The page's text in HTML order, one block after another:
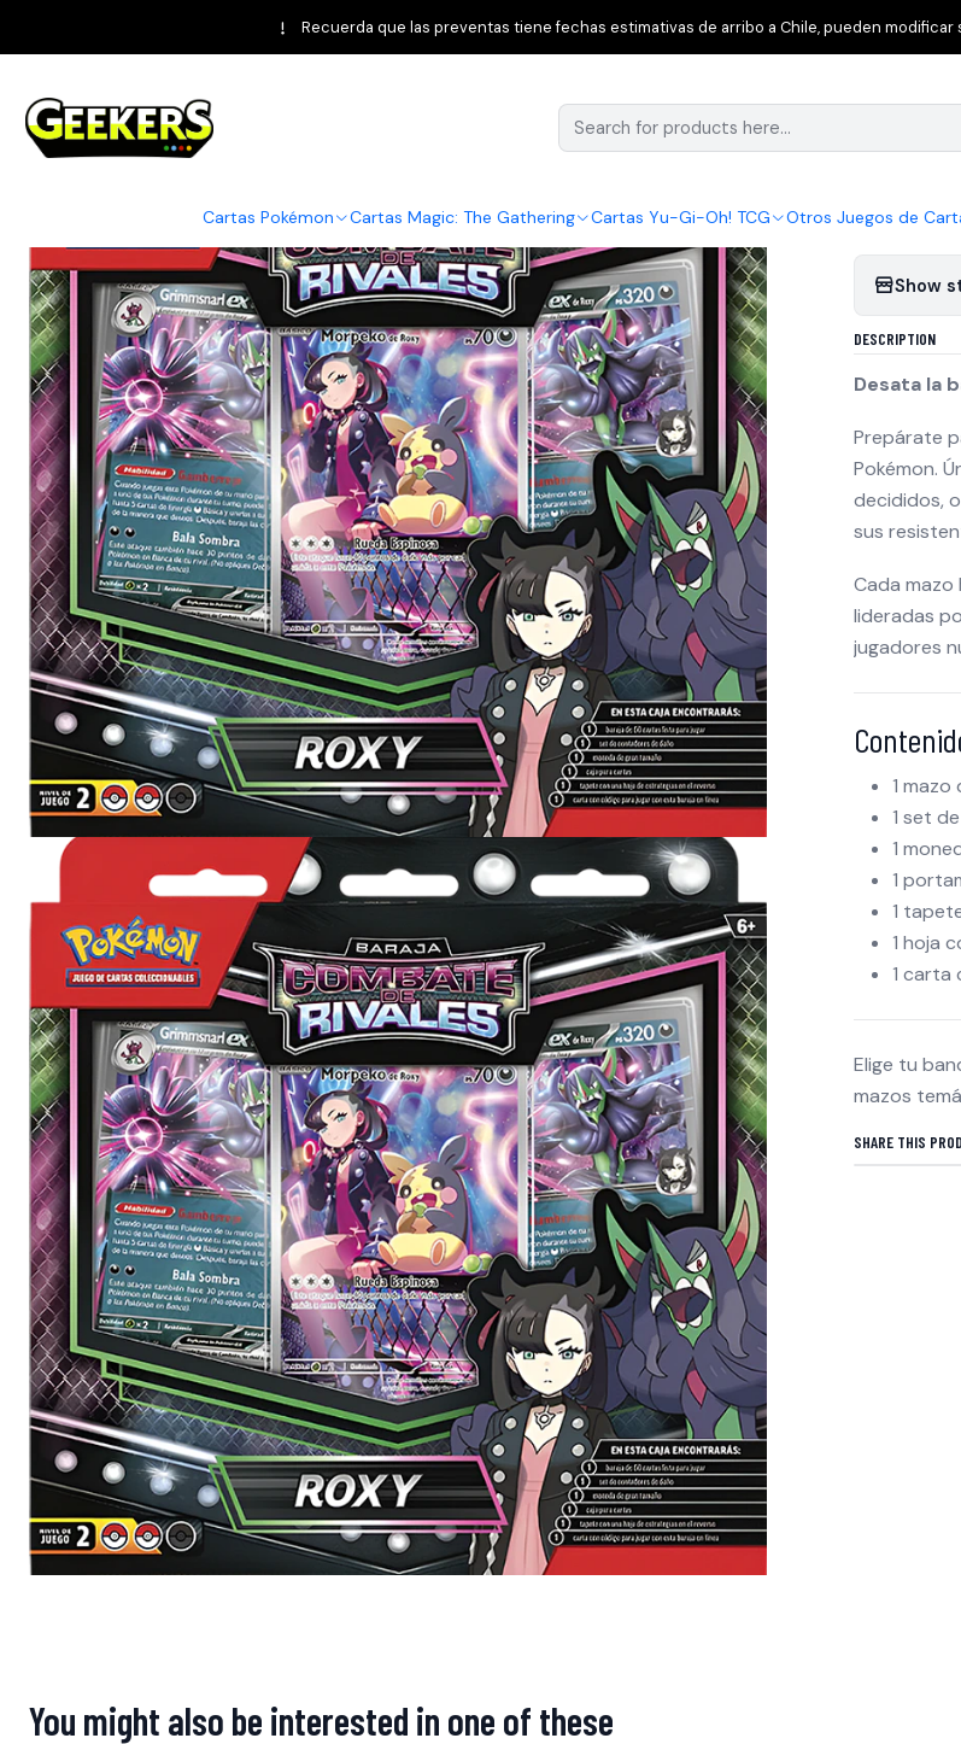
Cartas Pokémon Cartas Magic: The Gathering Cartas Yu-Gi-Oh! TCG Otros Juegos de
Recuerda que las preventas tiene fechas estimativas de arribo a Chile, pueden
Home Pokémon TCG Journey Together Pokémon TCG:
|
Add
Show
DESCRIPTION
Desata la
Prepárate
Pokémon.
decididos,
sus
Cada
lideradas
jugadores
1
1 set
1
1
1
1 hoja
1 carta
Elige tu
mazos
SHARE THIS
You might also be interested in one of these